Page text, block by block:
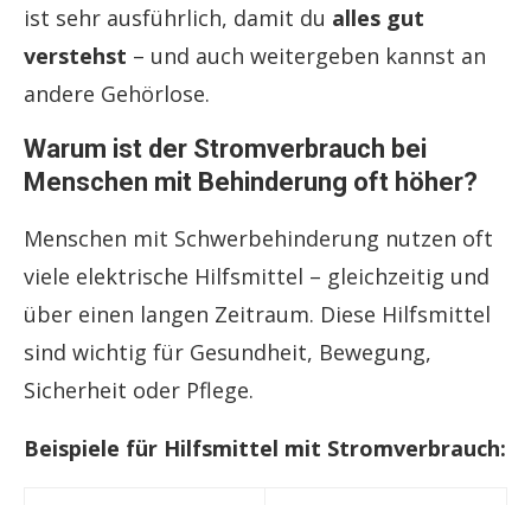
ist sehr ausführlich, damit du alles gut
verstehst – und auch weitergeben kannst an
andere Gehörlose.
Warum ist der Stromverbrauch bei
Menschen mit Behinderung oft höher?
Menschen mit Schwerbehinderung nutzen oft
viele elektrische Hilfsmittel – gleichzeitig und
über einen langen Zeitraum. Diese Hilfsmittel
sind wichtig für Gesundheit, Bewegung,
Sicherheit oder Pflege.
Beispiele für Hilfsmittel mit Stromverbrauch: